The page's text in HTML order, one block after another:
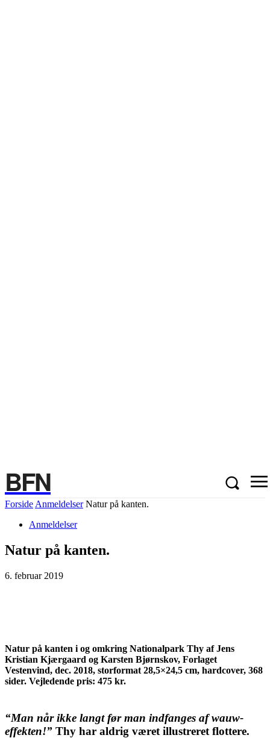
BFN
Forside Anmeldelser Natur på kanten.
Anmeldelser
Natur på kanten.
6. februar 2019
Natur på kanten i og omkring Nationalpark Thy af Jens
Kristian Kjærgaard og Karsten Bjørnskov, Forlaget
Vestenvind, dec. 2018, storformat 28,5×24,5 cm, hardcover, 368
sider. Vejledende pris: 475 kr.
“Man når ikke langt før man indfanges af wauw-
effekten!” Thy har aldrig været illustreret flottere.